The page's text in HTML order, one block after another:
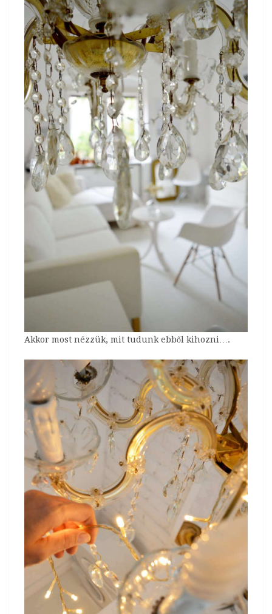
Akkor most nézzük, mit tudunk ebből kihozni….